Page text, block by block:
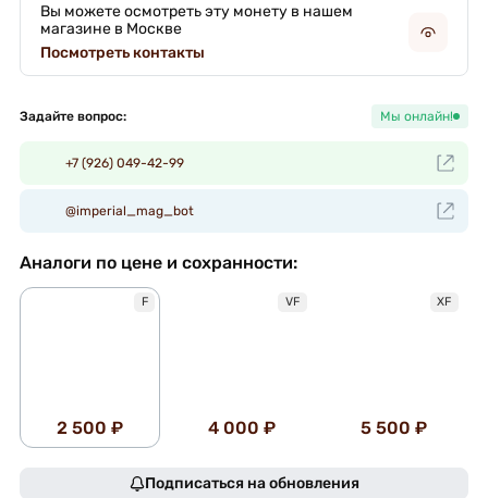
Вы можете осмотреть эту монету в нашем
магазине в Москве
Посмотреть контакты
Задайте вопрос: Мы онлайн!
+7 (926) 049-42-99
@imperial_mag_bot
Аналоги по цене и сохранности:
F
2 500 ₽
VF
4 000 ₽
XF
5 500 ₽
Подписаться на обновления